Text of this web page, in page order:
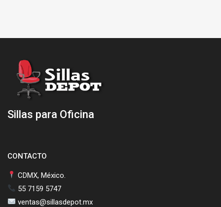
Sillas para Oficina
CONTACTO
CDMX, México.
55 7159 5747
ventas@sillasdepot.mx